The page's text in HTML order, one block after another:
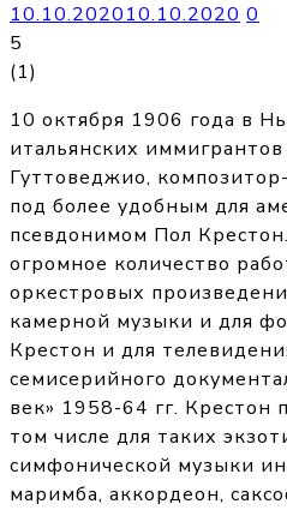
10.10.202010.10.2020 0
5
(1)
10 октября 1906 года в
итальянских
Гуттоведжио,
под более удобным для
псевдонимом Пол
огромное количество
оркестровых
камерной музыки и для
Крестон и для
семисерийного
век» 1958-64 гг. Крестон
том числе для таких
симфонической музыки
маримба, аккордеон,